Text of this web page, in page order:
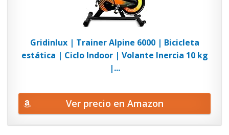
Gridinlux | Trainer Alpine 6000 | Bicicleta
estática | Ciclo Indoor | Volante Inercia 10 kg
|...
Ver precio en Amazon